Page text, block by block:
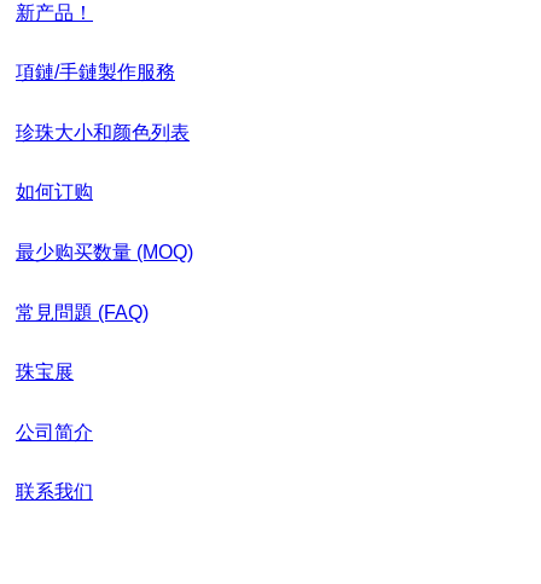
新产品！
項鏈/手鏈製作服務
珍珠大小和颜色列表
如何订购
最少购买数量 (MOQ)
常見問題 (FAQ)
珠宝展
公司简介
联系我们